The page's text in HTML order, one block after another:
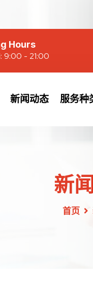
Hours
9:00 - 21:00
新闻动态 服务种
新
首页